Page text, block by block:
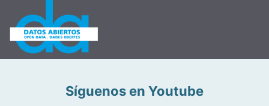
Síguenos en Youtube